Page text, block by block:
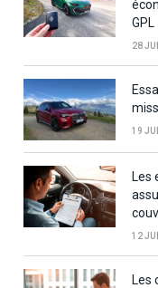
GPL
28
19
Les
12
Les